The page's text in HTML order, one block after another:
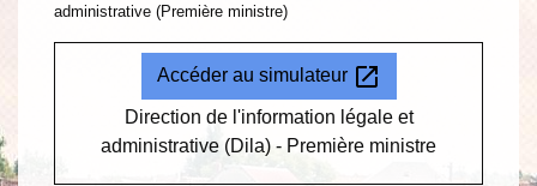
administrative (Première ministre)
Accéder au simulateur open_in_new
Direction de l'information légale et
administrative (Dila) - Première ministre